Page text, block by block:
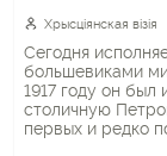
Хрысціянская візія
Сегодня
большевиками
1917 году он
столичную
первых и редко